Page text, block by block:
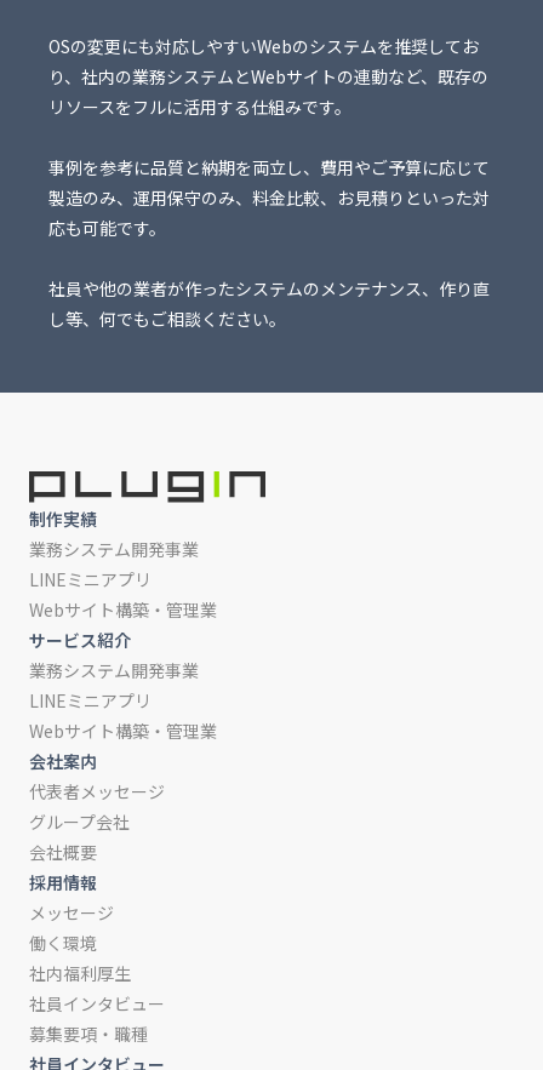
OSの変更にも対応しやすいWebのシステムを推奨してお
り、社内の業務システムとWebサイトの連動など、既存の
リソースをフルに活用する仕組みです。
事例を参考に品質と納期を両立し、費用やご予算に応じて
製造のみ、運用保守のみ、料金比較、お見積りといった対
応も可能です。
社員や他の業者が作ったシステムのメンテナンス、作り直
し等、何でもご相談ください。
制作実績
業務システム開発事業
LINEミニアプリ
Webサイト構築・管理業
サービス紹介
業務システム開発事業
LINEミニアプリ
Webサイト構築・管理業
会社案内
代表者メッセージ
グループ会社
会社概要
採用情報
メッセージ
働く環境
社内福利厚生
社員インタビュー
募集要項・職種
社員インタビュー